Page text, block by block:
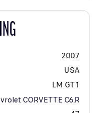
2007
USA
LM GT1
CORVETTE C6.R